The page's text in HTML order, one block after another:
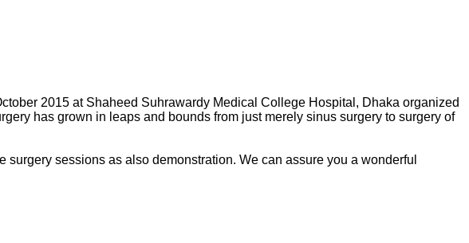
2015 at Shaheed Suhrawardy Medical College Hospital, Dhaka organized
has grown in leaps and bounds from just merely sinus surgery to surgery of
sessions as also demonstration. We can assure you a wonderful